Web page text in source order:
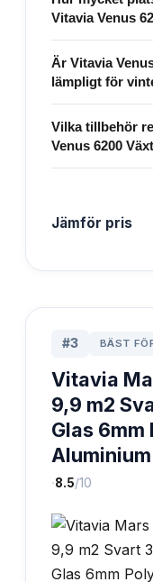
Vitavia Venus
Är Vitavia
lämpligt för
Vilka tillbehör
Venus 6200
Jämför pris
#3 BÄST
Vitavia
9,9 m2
Glas 6mm
·8.5/10